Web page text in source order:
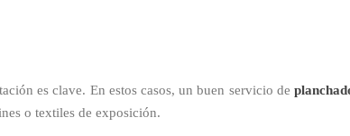
es clave. En estos casos, un buen servicio de
o textiles de exposición.